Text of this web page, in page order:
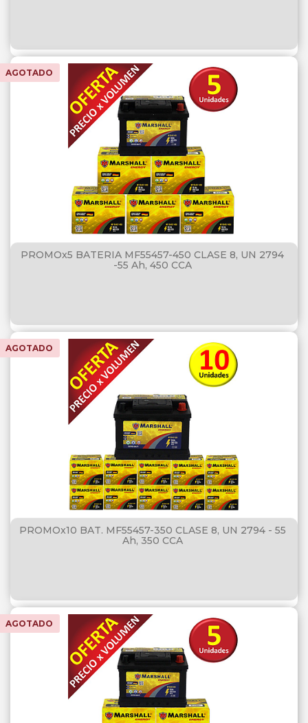
AGOTADO
PROMOx5 BATERIA MF55457-450 CLASE 8, UN 2794
-55 Ah, 450 CCA
AGOTADO
PROMOx10 BAT. MF55457-350 CLASE 8, UN 2794 - 55
Ah, 350 CCA
AGOTADO